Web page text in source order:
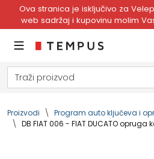
Ova stranica je isključivo za
web sadržaj i kupovinu molim
Proizvodi Program auto ključeva i
DB FIAT 006 - FIAT DUCATO opruga